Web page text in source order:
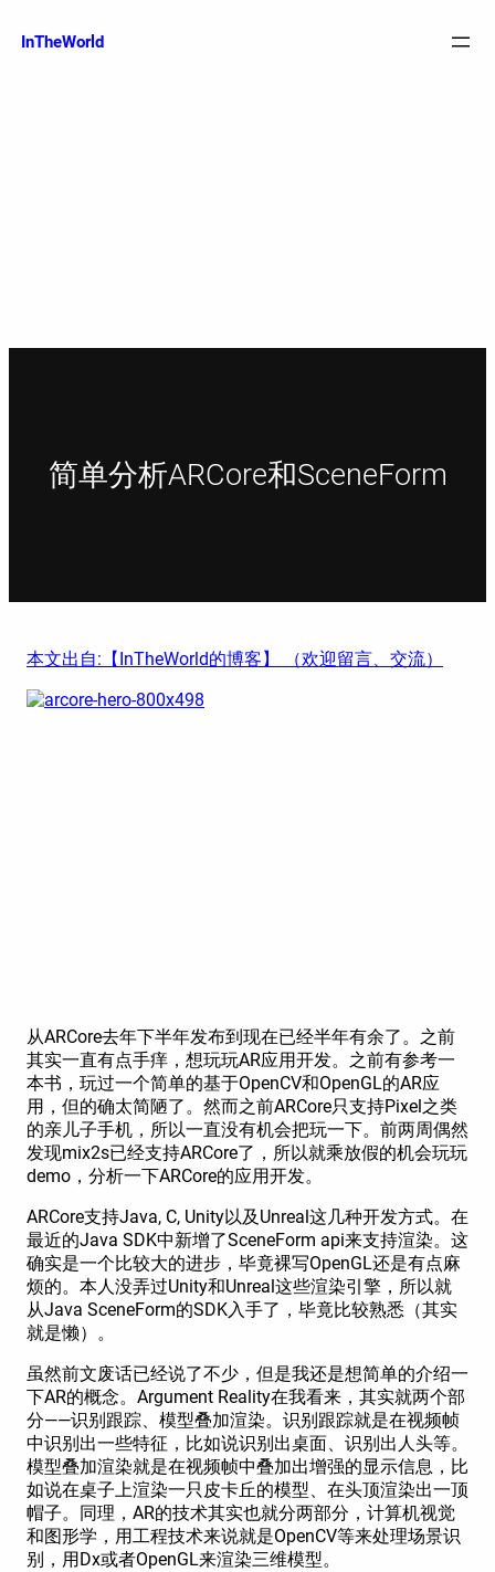
至InTheWorld
简单分析ARCore和SceneForm
本文出自:【InTheWorld的博客】 （欢迎留言、交流）
从ARCore去年下半年发布到现在已经半年有余了。之前
其实一直有点手痒，想玩玩AR应用开发。之前有参考一
本书，玩过一个简单的基于OpenCV和OpenGL的AR应
用，但的确太简陋了。然而之前ARCore只支持Pixel之类
的亲儿子手机，所以一直没有机会把玩一下。前两周偶然
发现mix2s已经支持ARCore了，所以就乘放假的机会玩玩
demo，分析一下ARCore的应用开发。
ARCore支持Java, C, Unity以及Unreal这几种开发方式。在
最近的Java SDK中新增了SceneForm api来支持渲染。这
确实是一个比较大的进步，毕竟裸写OpenGL还是有点麻
烦的。本人没弄过Unity和Unreal这些渲染引擎，所以就
从Java SceneForm的SDK入手了，毕竟比较熟悉（其实
就是懒）。
虽然前文废话已经说了不少，但是我还是想简单的介绍一
下AR的概念。Argument Reality在我看来，其实就两个部
分——识别跟踪、模型叠加渲染。识别跟踪就是在视频帧
中识别出一些特征，比如说识别出桌面、识别出人头等。
模型叠加渲染就是在视频帧中叠加出增强的显示信息，比
如说在桌子上渲染一只皮卡丘的模型、在头顶渲染出一顶
帽子。同理，AR的技术其实也就分两部分，计算机视觉
和图形学，用工程技术来说就是OpenCV等来处理场景识
别，用Dx或者OpenGL来渲染三维模型。